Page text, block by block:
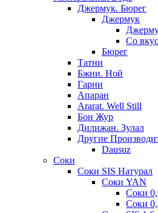
Джермук. Бюрег
Джермук
Со
Бюрег
Татни
Бжни. Ной
Гарни
Апаран
Ararat. Well Still
Бон Жур
Дилижан. Зулал
Другие
Dausuz
Соки
Соки SIS Натурал
Соки YAN
Соки
Соки